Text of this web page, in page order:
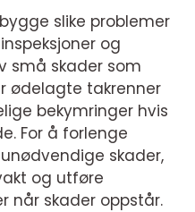
slike problemer
og
små skader som
ødelagte takrenner
bekymringer hvis
For å forlenge
skader,
og utføre
når skader oppstår.